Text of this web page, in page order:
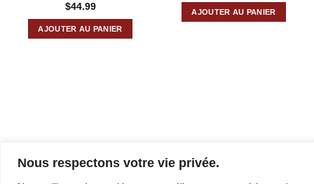
Nous respectons votre vie privée.
$44.99
AJOUTER AU PANIER
AJOUTER AU PANIER